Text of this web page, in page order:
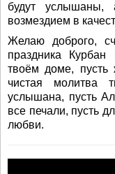
будут услышаны,
возмездием в
Желаю доброго,
праздника
твоём доме, пусть
чистая молитва
услышана, пусть
все печали, пусть
любви.